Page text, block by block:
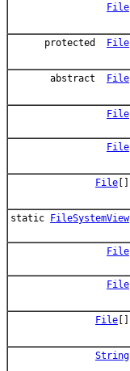
File
protected File
abstract File
File
File
File []
static FileSystemView
File
File
File []
String